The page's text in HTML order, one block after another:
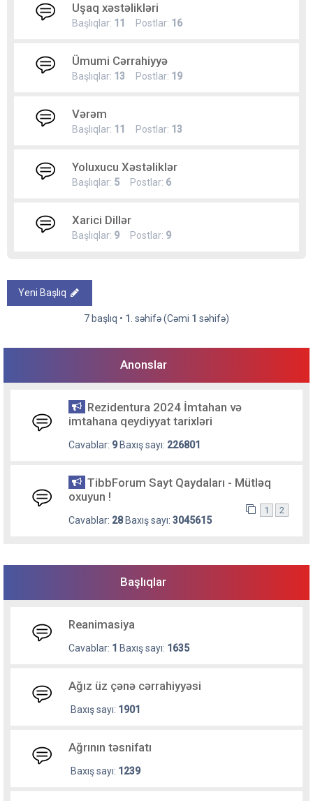
Uşaq xəstəlikləri
Başlıqlar: 11 Postlar: 16
Ümumi Cərrahiyyə
Başlıqlar: 13 Postlar: 19
Vərəm
Başlıqlar: 11 Postlar: 13
Yoluxucu Xəstəliklər
Başlıqlar: 5 Postlar: 6
Xarici Dillər
Başlıqlar: 9 Postlar: 9
Yeni Başlıq
7 başlıq • 1 . səhifə (Cəmi 1 səhifə)
Anonslar
Rezidentura 2024 İmtahan və
imtahana qeydiyyat tarixləri
Cavablar: 9Baxış sayı: 226801
TibbForum Sayt Qaydaları - Mütləq
oxuyun !
Cavablar: 28Baxış sayı: 3045615
1 2
Başlıqlar
Reanimasiya
Cavablar: 1 Baxış sayı: 1635
Ağız üz çənə cərrahiyyəsi
Baxış sayı: 1901
Ağrının təsnifatı
Baxış sayı: 1239